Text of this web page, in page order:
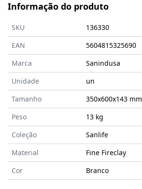
Informação do produto
SKU
136330
EAN
5604815325690
Marca
Sanindusa
Unidade
un
Tamanho
350x600x143 mm
Peso
13 kg
Coleção
Sanlife
Material
Fine Fireclay
Cor
Branco